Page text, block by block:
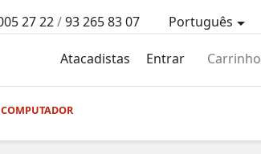
27 22/93 265 83 07 Português
Atacadistas Entrar Carrinho